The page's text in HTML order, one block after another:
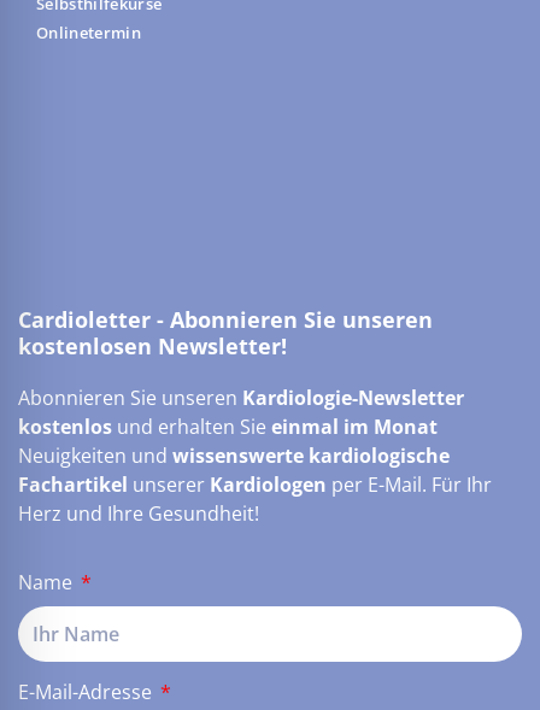
Onlinetermin
Cardioletter - Abonnieren Sie unseren
kostenlosen Newsletter!
Abonnieren Sie unseren Kardiologie-Newsletter
kostenlos und erhalten Sie einmal im Monat
Neuigkeiten und wissenswerte kardiologische
Fachartikel unserer Kardiologen per E-Mail. Für Ihr
Herz und Ihre Gesundheit!
Name
E-Mail-Adresse